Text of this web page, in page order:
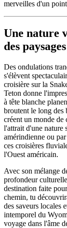
merveilles d'un
Une nature
des
Des ondulations
s'élèvent
croisière sur la
Teton donne
à tête blanche
broutent le long des
créent un monde de
l'attrait d'une nature
amérindienne ou
ces croisières
l'Ouest américain.
Avec son mélange
profondeur
destination faite
chemin, tu
des saveurs locales
intemporel du
voyage dans l'âme